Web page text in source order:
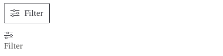
Filter
Filter